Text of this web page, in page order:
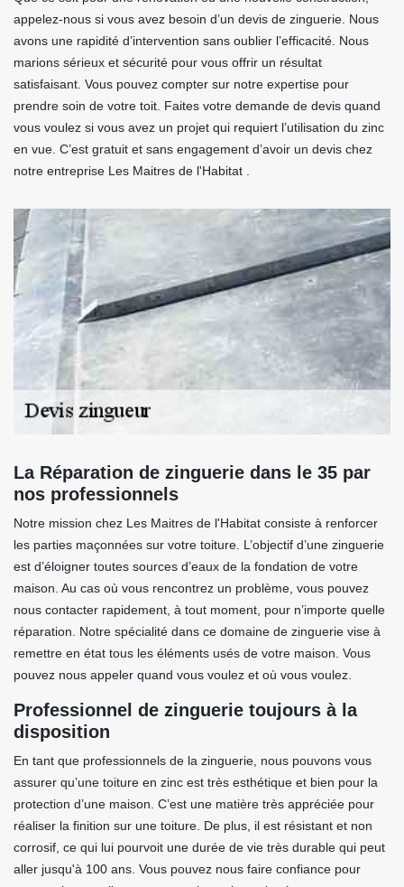
appelez-nous si vous avez besoin d’un devis de zinguerie. Nous
avons une rapidité d’intervention sans oublier l’efficacité. Nous
marions sérieux et sécurité pour vous offrir un résultat
satisfaisant. Vous pouvez compter sur notre expertise pour
prendre soin de votre toit. Faites votre demande de devis quand
vous voulez si vous avez un projet qui requiert l’utilisation du zinc
en vue. C’est gratuit et sans engagement d’avoir un devis chez
notre entreprise Les Maitres de l'Habitat .
La Réparation de zinguerie dans le 35 par
nos professionnels
Notre mission chez Les Maitres de l'Habitat consiste à renforcer
les parties maçonnées sur votre toiture. L’objectif d’une zinguerie
est d’éloigner toutes sources d’eaux de la fondation de votre
maison. Au cas où vous rencontrez un problème, vous pouvez
nous contacter rapidement, à tout moment, pour n’importe quelle
réparation. Notre spécialité dans ce domaine de zinguerie vise à
remettre en état tous les éléments usés de votre maison. Vous
pouvez nous appeler quand vous voulez et où vous voulez.
Professionnel de zinguerie toujours à la
disposition
En tant que professionnels de la zinguerie, nous pouvons vous
assurer qu’une toiture en zinc est très esthétique et bien pour la
protection d’une maison. C’est une matière très appréciée pour
réaliser la finition sur une toiture. De plus, il est résistant et non
corrosif, ce qui lui pourvoit une durée de vie très durable qui peut
aller jusqu'à 100 ans. Vous pouvez nous faire confiance pour